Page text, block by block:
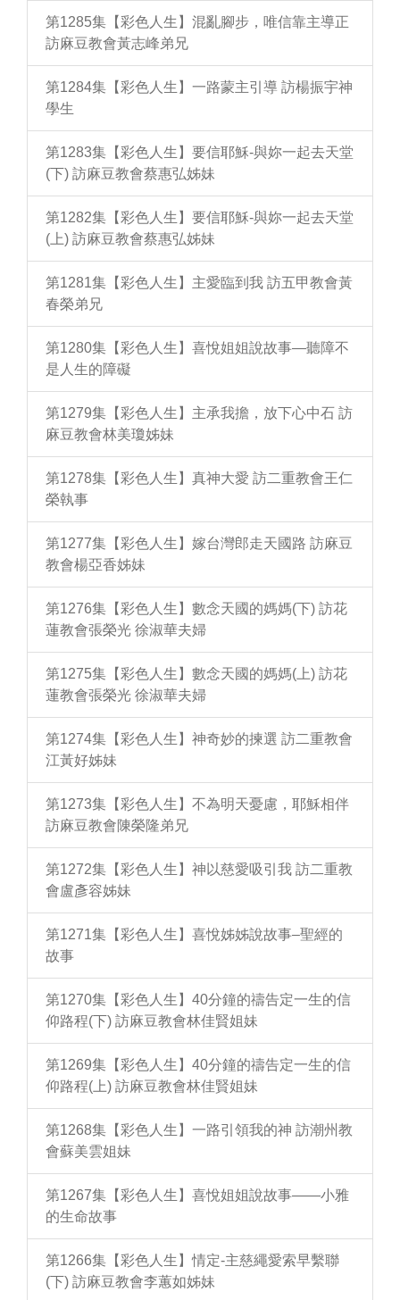
第1285集【彩色人生】混亂腳步，唯信靠主導正
訪麻豆教會黃志峰弟兄
第1284集【彩色人生】一路蒙主引導 訪楊振宇神
學生
第1283集【彩色人生】要信耶穌-與妳一起去天堂
(下) 訪麻豆教會蔡惠弘姊妹
第1282集【彩色人生】要信耶穌-與妳一起去天堂
(上) 訪麻豆教會蔡惠弘姊妹
第1281集【彩色人生】主愛臨到我 訪五甲教會黃
春榮弟兄
第1280集【彩色人生】喜悅姐姐說故事—聽障不
是人生的障礙
第1279集【彩色人生】主承我擔，放下心中石 訪
麻豆教會林美瓊姊妹
第1278集【彩色人生】真神大愛 訪二重教會王仁
榮執事
第1277集【彩色人生】嫁台灣郎走天國路 訪麻豆
教會楊亞香姊妹
第1276集【彩色人生】數念天國的媽媽(下) 訪花
蓮教會張榮光 徐淑華夫婦
第1275集【彩色人生】數念天國的媽媽(上) 訪花
蓮教會張榮光 徐淑華夫婦
第1274集【彩色人生】神奇妙的揀選 訪二重教會
江黃好姊妹
第1273集【彩色人生】不為明天憂慮，耶穌相伴
訪麻豆教會陳榮隆弟兄
第1272集【彩色人生】神以慈愛吸引我 訪二重教
會盧彥容姊妹
第1271集【彩色人生】喜悅姊姊說故事–聖經的
故事
第1270集【彩色人生】40分鐘的禱告定一生的信
仰路程(下) 訪麻豆教會林佳賢姐妹
第1269集【彩色人生】40分鐘的禱告定一生的信
仰路程(上) 訪麻豆教會林佳賢姐妹
第1268集【彩色人生】一路引領我的神 訪潮州教
會蘇美雲姐妹
第1267集【彩色人生】喜悅姐姐說故事——小雅
的生命故事
第1266集【彩色人生】情定-主慈繩愛索早繫聯
(下) 訪麻豆教會李蕙如姊妹